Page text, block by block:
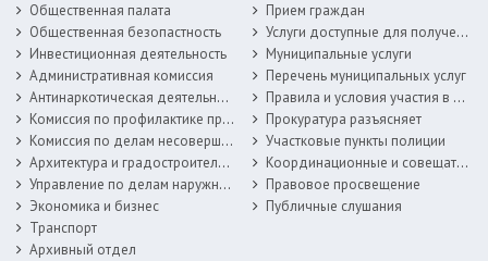
Общественная палата
Общественная безопастность
Инвестиционная деятельность
Административная комиссия
Антинаркотическая деятельность
Комиссия по профилактике правонарушений
Комиссия по делам несовершеннолетних
Архитектура и градостроительство
Управление по делам наружной рекламы
Экономика и бизнес
Транспорт
Архивный отдел
Прием граждан
Услуги доступные для получения в электронной форме
Муниципальные услуги
Перечень муниципальных услуг
Правила и условия участия в жилищных программах
Прокуратура разъясняет
Участковые пункты полиции
Координационные и совещательные органы
Правовое просвещение
Публичные слушания